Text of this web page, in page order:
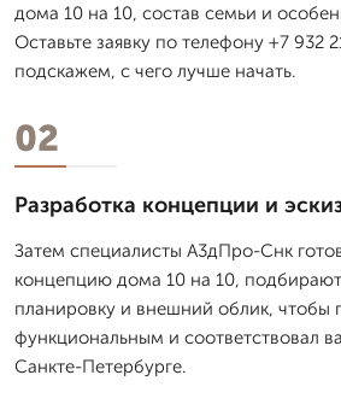
дома 10 на 10, состав семьи и
Оставьте заявку по телефону +7 932
подскажем, с чего лучше начать.
02
Разработка концепции и
Затем специалисты А3дПро-Снк
концепцию дома 10 на 10,
планировку и внешний облик, чтобы
функциональным и соответствовал
Санкте-Петербурге.